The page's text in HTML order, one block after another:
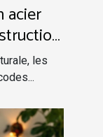
acier
les